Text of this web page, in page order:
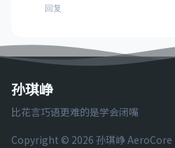
回复
孙琪峥
比花言巧语更难的是学会闭嘴
Copyright © 2026 孙琪峥AeroCore